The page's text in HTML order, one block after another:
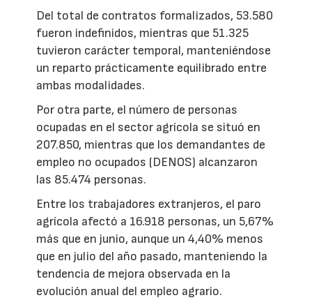
Del total de contratos formalizados, 53.580
fueron indefinidos, mientras que 51.325
tuvieron carácter temporal, manteniéndose
un reparto prácticamente equilibrado entre
ambas modalidades.
Por otra parte, el número de personas
ocupadas en el sector agrícola se situó en
207.850, mientras que los demandantes de
empleo no ocupados (DENOS) alcanzaron
las 85.474 personas.
Entre los trabajadores extranjeros, el paro
agrícola afectó a 16.918 personas, un 5,67%
más que en junio, aunque un 4,40% menos
que en julio del año pasado, manteniendo la
tendencia de mejora observada en la
evolución anual del empleo agrario.